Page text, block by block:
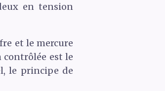
en tension
et le mercure
est le
le principe de